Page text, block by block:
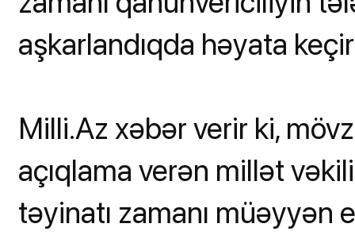
aşkarlandıqda həyata
Milli.Az xəbər verir ki,
açıqlama verən millət
təyinatı zamanı müəyyən